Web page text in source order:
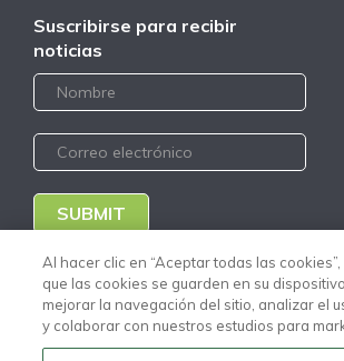
Suscribirse para recibir
noticias
SUBMIT
Portal Clientes Nuevo
Portal Proveedores Nuevo
Código de Conducta
Distribuidores
Al hacer clic en “Aceptar todas las
que las cookies se guarden en su
mejorar la navegación del sitio, analizar el
y colaborar con nuestros estudios para